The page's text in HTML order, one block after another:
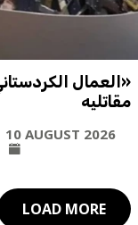
«العمال
مقاتليه
10 AUGUST 2026
LOAD MORE